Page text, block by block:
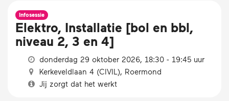
Infosessie
Elektro, Installatie [bol en bbl,
niveau 2, 3 en 4]
donderdag 29 oktober 2026, 18:30 - 19:45 uur
Kerkeveldlaan 4 (CIVIL), Roermond
Jij zorgt dat het werkt